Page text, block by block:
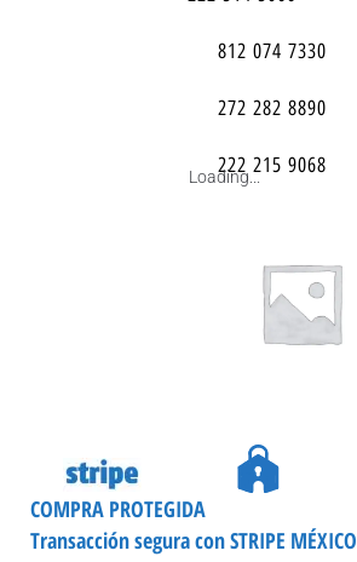
812 074 7330
272 282 8890
222 215 9068
Loading...
Transacción segura con STRIPE MÉXICO
COMPRA PROTEGIDA